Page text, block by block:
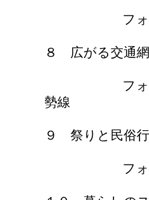
フォトコラ
８ 広がる交通
フォトコラ
勢線
９ 祭りと民俗
フォトコラ